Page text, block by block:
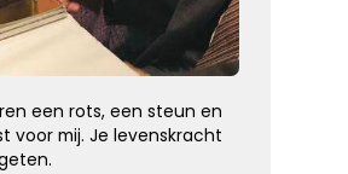
een rots, een steun en
voor mij. Je levenskracht